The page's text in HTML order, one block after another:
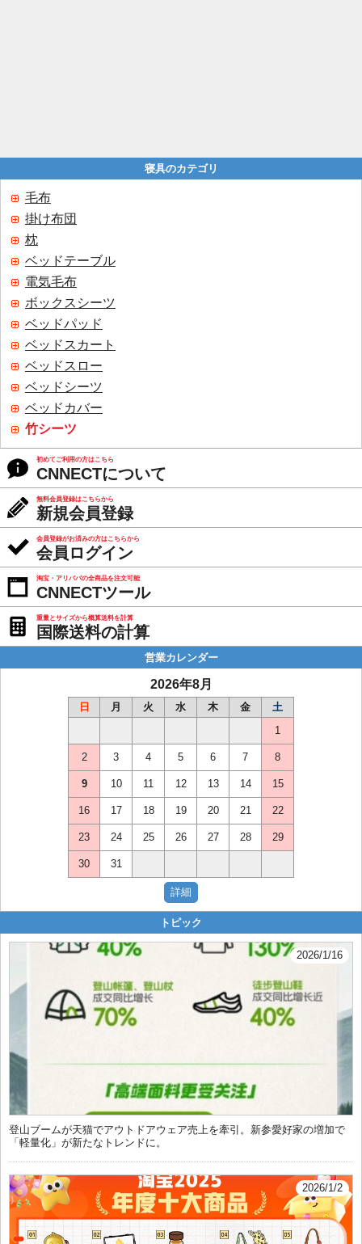
寝具のカテゴリ
毛布
掛け布団
枕
ベッドテーブル
電気毛布
ボックスシーツ
ベッドパッド
ベッドスカート
ベッドスロー
ベッドシーツ
ベッドカバー
竹シーツ
初めてご利用の方はこちら
CNNECTについて
無料会員登録はこちらから
新規会員登録
会員登録がお済みの方はこちらから
会員ログイン
淘宝・アリババの全商品を注文可能
CNNECTツール
重量とサイズから概算送料を計算
国際送料の計算
営業カレンダー
2026年8月
日 月 火 水 木 金
土
1
2 3 4 5 6 7 8
9 10 11 12 13 14 15
16 17 18 19 20 21 22
23 24 25 26 27 28 29
30 31
トピック
2026/1/16
登山ブームが天猫でアウトドアウェア売上を牽引。新参愛好家の増加で
「軽量化」が新たなトレンドに。
2026/1/2